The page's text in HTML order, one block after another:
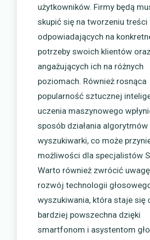
użytkowników. Firmy będą
skupić się na tworzeniu treści
odpowiadających na
potrzeby swoich klientów oraz
angażujących ich na różnych
poziomach. Również rosnąca
popularność sztucznej
uczenia maszynowego
sposób działania algorytmów
wyszukiwarki, co może
możliwości dla specjalistów
Warto również zwrócić
rozwój technologii
wyszukiwania, która staje się
bardziej powszechna dzięki
smartfonom i asystentom